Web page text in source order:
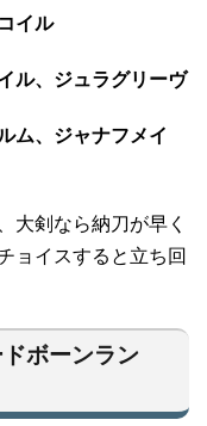
イル
ル、ジュラグリーヴ
ム、ジャナフメイ
大剣なら納刀が早く
ョイスすると立ち回
ボーンラン